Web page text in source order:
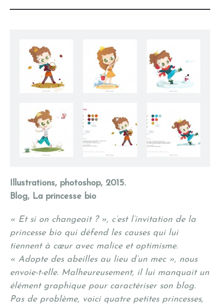
Illustrations, photoshop, 2015.
Blog, La princesse bio
« Et si on changeait ? », c’est l’invitation de la
princesse bio qui défend les causes qui lui
tiennent à cœur avec malice et optimisme.
« Adopte des abeilles au lieu d’un mec », nous
envoie-t-elle. Malheureusement, il lui manquait un
élément graphique pour caractériser son blog.
Pas de problème, voici quatre petites princesses,